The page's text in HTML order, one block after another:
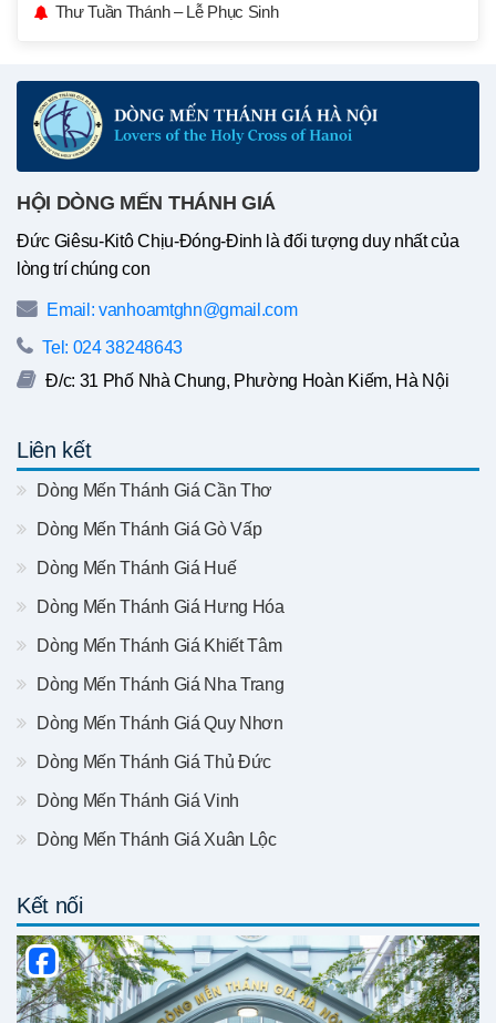
Thư Tuần Thánh – Lễ Phục Sinh
HỘI DÒNG MẾN THÁNH GIÁ
Đức Giêsu-Kitô Chịu-Đóng-Đinh là đối tượng duy nhất của
lòng trí chúng con
Email: vanhoamtghn@gmail.com
Tel: 024 38248643
Đ/c: 31 Phố Nhà Chung, Phường Hoàn Kiếm, Hà Nội
Liên kết
Dòng Mến Thánh Giá Cần Thơ
Dòng Mến Thánh Giá Gò Vấp
Dòng Mến Thánh Giá Huế
Dòng Mến Thánh Giá Hưng Hóa
Dòng Mến Thánh Giá Khiết Tâm
Dòng Mến Thánh Giá Nha Trang
Dòng Mến Thánh Giá Quy Nhơn
Dòng Mến Thánh Giá Thủ Đức
Dòng Mến Thánh Giá Vinh
Dòng Mến Thánh Giá Xuân Lộc
Kết nối